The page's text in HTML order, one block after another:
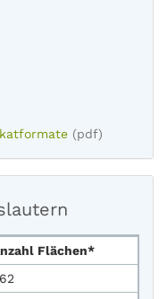
(pdf)
Flächen*